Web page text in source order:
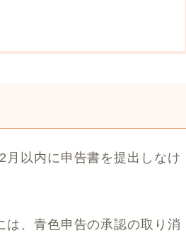
以内に申告書を提出しなけ
は、青色申告の承認の取り消